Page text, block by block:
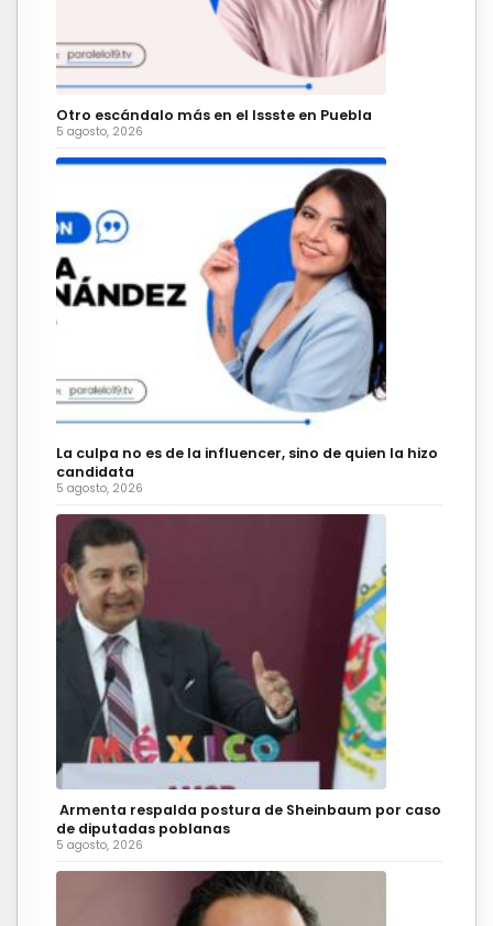
Otro escándalo más en el Issste en Puebla
5 agosto, 2026
La culpa no es de la influencer, sino de quien la hizo
candidata
5 agosto, 2026
Armenta respalda postura de Sheinbaum por caso
de diputadas poblanas
5 agosto, 2026